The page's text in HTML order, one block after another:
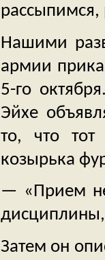
Нашими
армии
5-го
Эйхе
то, что
козырька
— «Прием
Затем он